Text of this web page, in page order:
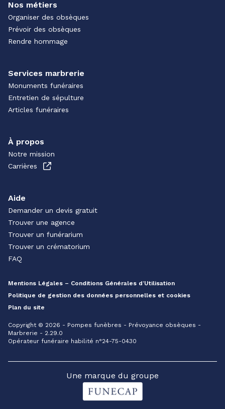
Nos métiers
Organiser des obsèques
Prévoir des obsèques
Rendre hommage
Services marbrerie
Monuments funéraires
Entretien de sépulture
Articles funéraires
À propos
Notre mission
Carrières
Aide
Demander un devis gratuit
Trouver une agence
Trouver un funérarium
Trouver un crématorium
FAQ
Mentions Légales – Conditions Générales d’Utilisation
Politique de gestion des données personnelles et cookies
Plan du site
Copyright © 2026 - Pompes funèbres - Prévoyance obsèques -
Marbrerie - 2.29.0
Opérateur funéraire habilité n°24-75-0430
Une marque du groupe